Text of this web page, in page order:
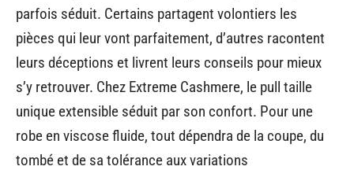
parfois séduit. Certains partagent volontiers les
pièces qui leur vont parfaitement, d’autres racontent
leurs déceptions et livrent leurs conseils pour mieux
s’y retrouver. Chez Extreme Cashmere, le pull taille
unique extensible séduit par son confort. Pour une
robe en viscose fluide, tout dépendra de la coupe, du
tombé et de sa tolérance aux variations